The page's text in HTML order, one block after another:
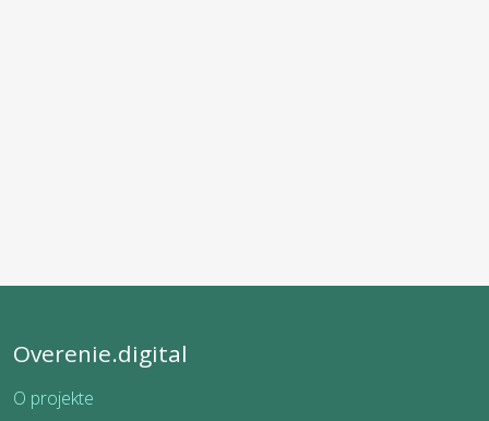
Overenie.digital
O projekte